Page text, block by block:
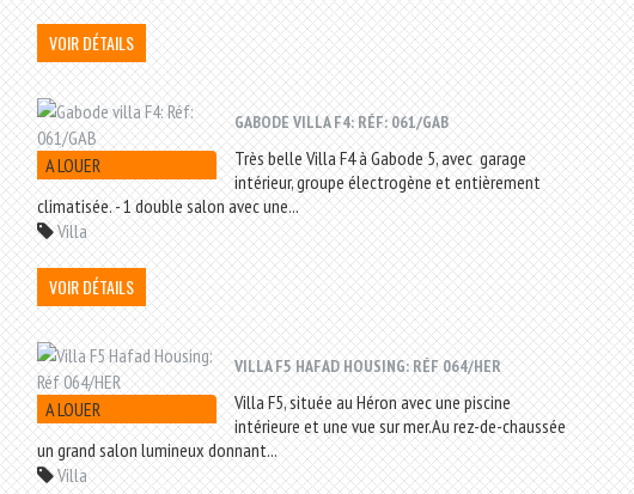
VOIR DÉTAILS
A LOUER
GABODE VILLA F4: RÉF: 061/GAB
Très belle Villa F4 à Gabode 5, avec garage
intérieur, groupe électrogène et entièrement
climatisée. - 1 double salon avec une...
Villa
VOIR DÉTAILS
A LOUER
VILLA F5 HAFAD HOUSING: RÉF 064/HER
Villa F5, située au Héron avec une piscine
intérieure et une vue sur mer.Au rez-de-chaussée
un grand salon lumineux donnant...
Villa